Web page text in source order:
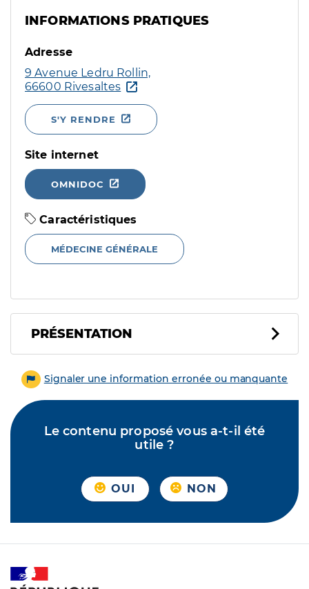
INFORMATIONS PRATIQUES
Adresse
9 Avenue Ledru Rollin,
66600 Rivesaltes
S'Y RENDRE
Site internet
OMNIDOC
Caractéristiques
MÉDECINE GÉNÉRALE
PRÉSENTATION
Signaler une information erronée ou manquante
Le contenu proposé vous a-t-il été
utile ?
OUI NON